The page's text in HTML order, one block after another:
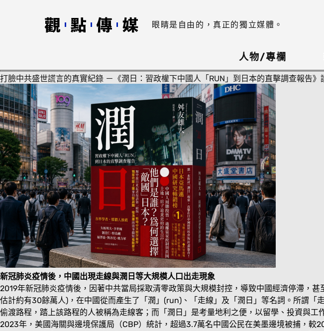
眼睛是自由的，真正的獨立媒體。
人物/專欄
打臉中共盛世謊言的真實紀錄 －《潤日：習政權下中國人「RUN」到日本的直擊調查報告》
新冠肺炎疫情後，中國出現走線與潤日等大規模人口出走現象
2019年新冠肺炎疫情後，因著中共當局採取清零政策與大規模封控，導致中國經濟停滯，
估計約有30餘萬人)，在中國從而產生了「潤」(run)、「走線」及「潤日」等名詞。所謂
偷渡路程，踏上該路程的人被稱為走線客；而「潤日」是考量地利之便，以留學、投資與工
2023年，美國海關與邊境保護局（CBP）統計，超過3.7萬名中國公民在美墨邊境被捕，